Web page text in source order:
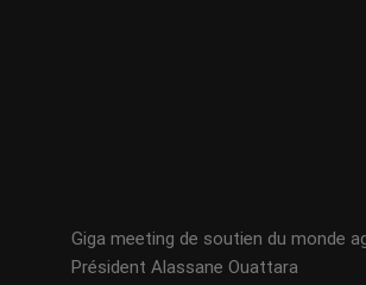
Giga meeting de soutien du monde
Président Alassane Ouattara